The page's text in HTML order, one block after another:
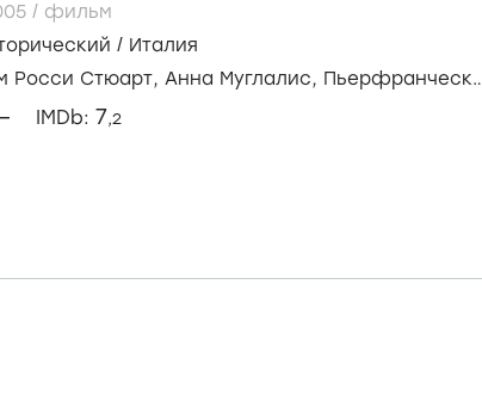
/ фильм
/ Италия
Росси Стюарт, Анна Муглалис, Пьерфранческо
– IMDb: 7,2